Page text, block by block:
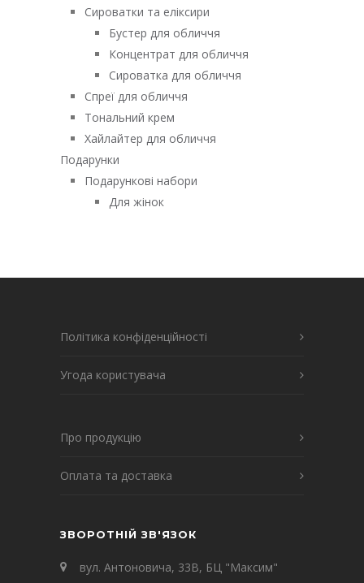
Сироватки та еліксири
Бустер для обличчя
Концентрат для обличчя
Сироватка для обличчя
Спреї для обличчя
Тональний крем
Хайлайтер для обличчя
Подарунки
Подарункові набори
Для жінок
Політика конфіденційності
Угода користувача
Про продукцію
Оплата та доставка
ЗВОРОТНІЙ ЗВ'ЯЗОК
вул. Антоновича, 33В, БЦ "Максим"